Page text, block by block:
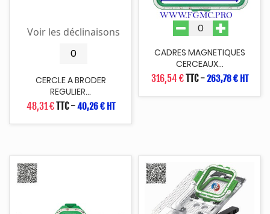
Voir les déclinaisons
CERCLE A BRODER
REGULIER...
48,31 €TTC-40,26 € HT
CADRES MAGNETIQUES
CERCEAUX...
316,54 €TTC-263,78 € HT